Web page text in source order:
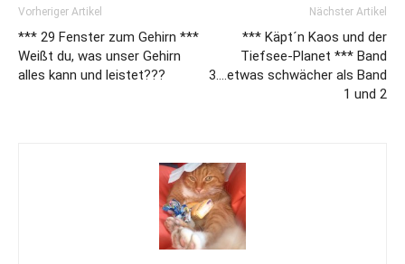
Vorheriger Artikel
*** 29 Fenster zum Gehirn ***
Weißt du, was unser Gehirn
alles kann und leistet???
Nächster Artikel
*** Käpt´n Kaos und der
Tiefsee-Planet *** Band
3….etwas schwächer als Band
1 und 2